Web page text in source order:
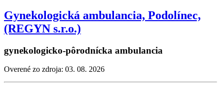
Gynekologická ambulancia, Podolínec,
(REGYN s.r.o.)
gynekologicko-pôrodnícka ambulancia
Overené zo zdroja: 03. 08. 2026